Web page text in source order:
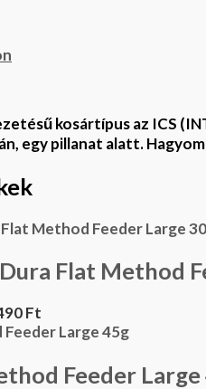
kosártípus az ICS
egy pillanat alatt.
Flat Method
Ft
Feeder Large